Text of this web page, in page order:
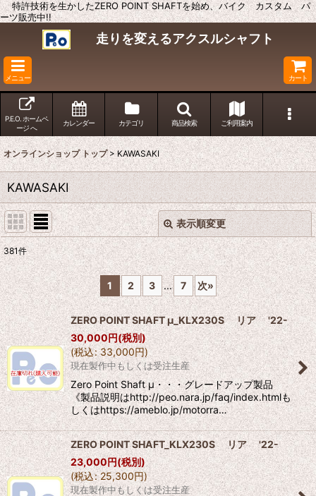
特許技術を生かしたZERO POINT SHAFTを始め、バイク カスタム パ
ーツ販売中!!
走りを変えるアクスルシャフト
メニュー カート
P.E.O. ホームペ
ージ へ
カレンダー カテゴリ 商品検索 ご利用案内
オンラインショップ トップ > KAWASAKI
KAWASAKI
表示順変更
表示数:
並び順:
絞り込む
閉じる
381件
1 2 3 ... 7 次»
ZERO POINT SHAFT μ_KLX230S リア '22-
30,000円(税別)
(税込: 33,000円)
現在製作中もしくは受注生産
Zero Point Shaft μ・・・グレードアップ製品
《製品説明はhttp://peo.nara.jp/faq/index.htmlも
しくはhttps://ameblo.jp/motorra…
ZERO POINT SHAFT_KLX230S リア '22-
23,000円(税別)
(税込: 25,300円)
現在製作中もしくは受注生産